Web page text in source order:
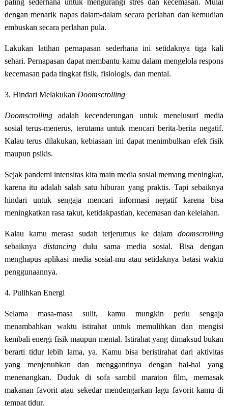
paling sederhana untuk mengurangi stres dan kecemasan. Mulai
dengan menarik napas dalam-dalam secara perlahan dan kemudian
embuskan secara perlahan pula.
Lakukan latihan pernapasan sederhana ini setidaknya tiga kali
sehari. Pernapasan dapat membantu kamu dalam mengelola respons
kecemasan pada tingkat fisik, fisiologis, dan mental.
3. Hindari Melakukan Doomscrolling
Doomscrollingadalah kecenderungan untuk menelusuri media
sosial terus-menerus, terutama untuk mencari berita-berita negatif.
Kalau terus dilakukan, kebiasaan ini dapat menimbulkan efek fisik
maupun psikis.
Sejak pandemi intensitas kita main media sosial memang meningkat,
karena itu adalah salah satu hiburan yang praktis. Tapi sebaiknya
hindari untuk sengaja mencari informasi negatif karena bisa
meningkatkan rasa takut, ketidakpastian, kecemasan dan kelelahan.
Kalau kamu merasa sudah terjerumus ke dalamdoomscrolling
sebaiknya distancingdulu sama media sosial. Bisa dengan
menghapus aplikasi media sosial-mu atau setidaknya batasi waktu
penggunaannya.
4. Pulihkan Energi
Selama masa-masa sulit, kamu mungkin perlu sengaja
menambahkan waktu istirahat untuk memulihkan dan mengisi
kembali energi fisik maupun mental. Istirahat yang dimaksud bukan
berarti tidur lebih lama, ya. Kamu bisa beristirahat dari aktivitas
yang menjenuhkan dan menggantinya dengan hal-hal yang
menenangkan. Duduk di sofa sambil maraton film, memasak
makanan favorit atau sekedar mendengarkan lagu favorit kamu di
tempat tidur.